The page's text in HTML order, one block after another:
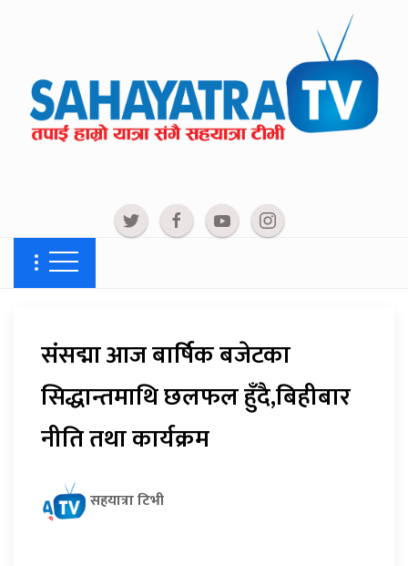
संसद्मा आज बार्षिक बजेटका
सिद्धान्तमाथि छलफल हुँदै,बिहीबार
नीति तथा कार्यक्रम
सहयात्रा टिभी